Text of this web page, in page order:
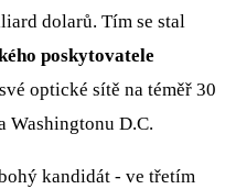
dolarů. Tím se stal
poskytovatele
optické sítě na téměř 30
Washingtonu D.C.
kandidát - ve třetím